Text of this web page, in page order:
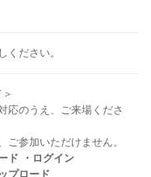
ください。
のうえ、ご来場くださ
参加いただけません。
ド ・ログイン
プロード